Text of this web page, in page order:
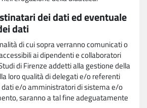
dei dati ed eventuale
dati
di cui sopra verranno comunicati o
ai dipendenti e collaboratori
di Firenze addetti alla gestione della
loro qualità di delegati e/o referenti
dati e/o amministratori di sistema e/o
saranno a tal fine adeguatamente